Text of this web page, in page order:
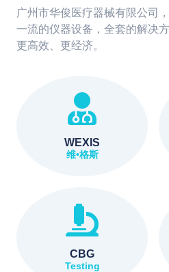
广州市华俊医疗器械有限公司
一流的仪器设备，全套的解决
更高效、更经济。
WEXIS
维•格斯
CBG
Testing